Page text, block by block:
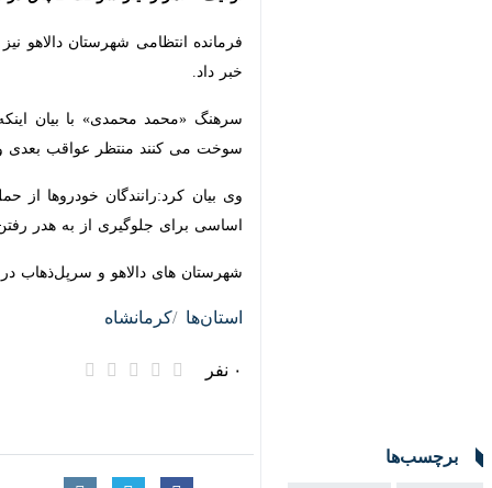
فرمانده انتظامی شهرستان دالاهو نیز از کشف و توقیف ۴۰هزار لیتر گازوئیل قاچاق با اجرای طرح مقابله با سوخت و با تلاش
سرهنگ «محمد محمدی» با بیان
می کنند منتظر عواقب بعدی و
وی بیان کرد:رانندگان خودروها از
برای جلوگیری از به هدر رفتن
شهرستان های دالاهو و سرپل‌ذهاب در
استان‌ها کرمانشاه
سرپل ذهاب
قاچاق سوخت